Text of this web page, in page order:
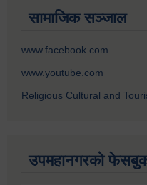
सामाजिक सञ्जाल
www.facebook.com
www.youtube.com
Religious Cultural and
उपमहानगरको